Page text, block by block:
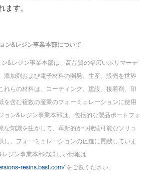
ます。
ン& レジン事業本部について
&レジン事業本部は、高品質の幅広いポリマーデ
添加剤および電子材料の開発、生産、販売を世界
れらの材料は、コーティング、建設、接着剤、印
を含む複数の産業のフォーミュレーションに使用
ョン&レジン事業本部は、包括的な製品ポートフォ
な知識を生かして、革新的かつ持続可能なソリュ
し、フォーミュレーションの促進に貢献していま
ジン事業本部の詳しい情報は
resins.basf.com/をご覧ください。